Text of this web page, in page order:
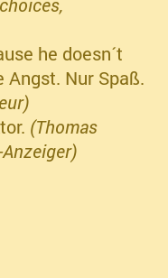
he doesn´t
Angst. Nur Spaß.
(Thomas